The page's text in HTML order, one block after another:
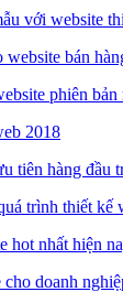
với website
bán
phiên bản
2018
tiên hàng đầu
trình thiết kế
hot nhất hiện
doanh